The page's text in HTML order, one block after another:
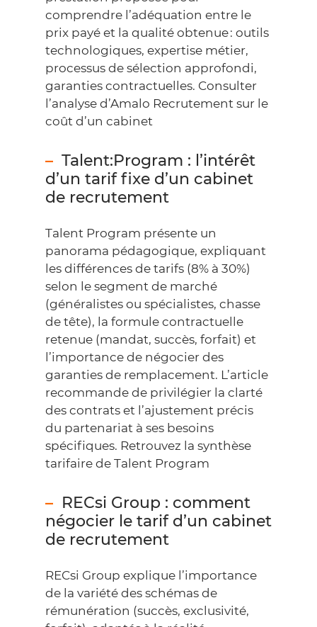
comprendre l’adéquation entre le
prix payé et la qualité obtenue : outils
technologiques, expertise métier,
processus de sélection approfondi,
garanties contractuelles. Consulter
l’analyse d’Amalo Recrutement sur le
coût d’un cabinet
Talent:Program : l’intérêt
d’un tarif fixe d’un cabinet
de recrutement
Talent Program présente un
panorama pédagogique, expliquant
les différences de tarifs (8% à 30%)
selon le segment de marché
(généralistes ou spécialistes, chasse
de tête), la formule contractuelle
retenue (mandat, succès, forfait) et
l’importance de négocier des
garanties de remplacement. L’article
recommande de privilégier la clarté
des contrats et l’ajustement précis
du partenariat à ses besoins
spécifiques. Retrouvez la synthèse
tarifaire de Talent Program
RECsi Group : comment
négocier le tarif d’un cabinet
de recrutement
RECsi Group explique l’importance
de la variété des schémas de
rémunération (succès, exclusivité,